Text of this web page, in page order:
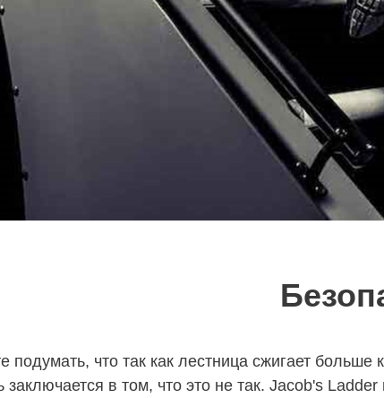
подумать, что так как лестница сжигает
в том, что это не так. Jacob's